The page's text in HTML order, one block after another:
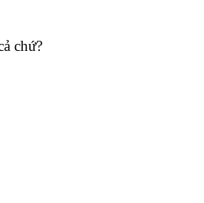
chứ?